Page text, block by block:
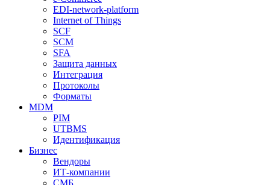
EDI-network-platform
Internet of Things
SCF
SCM
SFA
Защита данных
Интеграция
Протоколы
Форматы
MDM
PIM
UTBMS
Идентификация
Бизнес
Вендоры
ИТ-компании